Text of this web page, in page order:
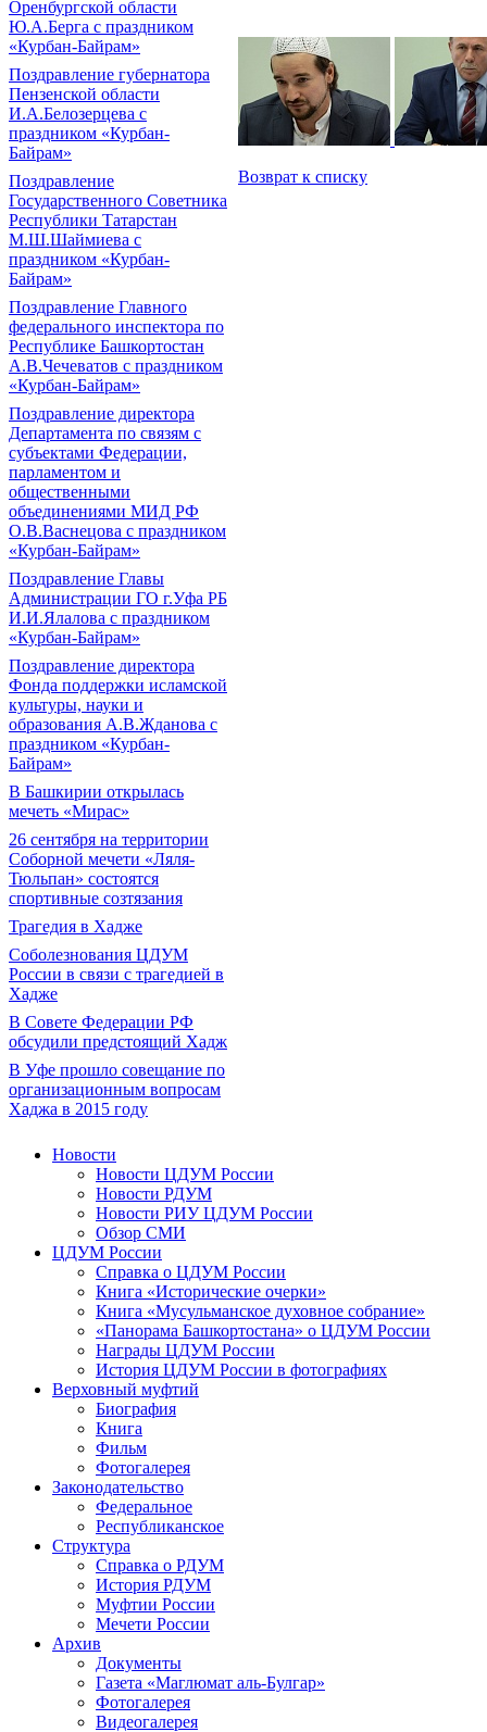
Оренбургской области
Ю.А.Берга с праздником
«Курбан-Байрам»
Поздравление губернатора
Пензенской области
И.А.Белозерцева с
праздником «Курбан-
Байрам»
Поздравление
Государственного Советника
Республики Татарстан
М.Ш.Шаймиева с
праздником «Курбан-
Байрам»
Поздравление Главного
федерального инспектора по
Республике Башкортостан
А.В.Чечеватов с праздником
«Курбан-Байрам»
Поздравление директора
Департамента по связям с
субъектами Федерации,
парламентом и
общественными
объединениями МИД РФ
О.В.Васнецова с праздником
«Курбан-Байрам»
Поздравление Главы
Администрации ГО г.Уфа РБ
И.И.Ялалова с праздником
«Курбан-Байрам»
Поздравление директора
Фонда поддержки исламской
культуры, науки и
образования А.В.Жданова с
праздником «Курбан-
Байрам»
В Башкирии открылась
мечеть «Мирас»
26 сентября на территории
Соборной мечети «Ляля-
Тюльпан» состоятся
спортивные созтязания
Трагедия в Хадже
Соболезнования ЦДУМ
России в связи с трагедией в
Хадже
В Совете Федерации РФ
обсудили предстоящий Хадж
В Уфе прошло совещание по
организационным вопросам
Хаджа в 2015 году
Возврат к списку
Новости
Новости ЦДУМ России
Новости РДУМ
Новости РИУ ЦДУМ России
Обзор СМИ
ЦДУМ России
Справка о ЦДУМ России
Книга «Исторические очерки»
Книга «Мусульманское духовное собрание»
«Панорама Башкортостана» о ЦДУМ России
Награды ЦДУМ России
История ЦДУМ России в фотографиях
Верховный муфтий
Биография
Книга
Фильм
Фотогалерея
Законодательство
Федеральное
Республиканское
Структура
Справка о РДУМ
История РДУМ
Муфтии России
Мечети России
Архив
Документы
Газета «Маглюмат аль-Булгар»
Фотогалерея
Видеогалерея